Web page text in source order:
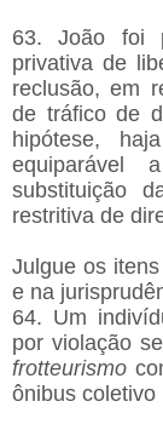
63. João foi
privativa de
reclusão, em
de tráfico de
hipótese,
equiparável
substituição
restritiva de
Julgue os
e na
64. Um
por violação
frotteurismo
ônibus coletivo